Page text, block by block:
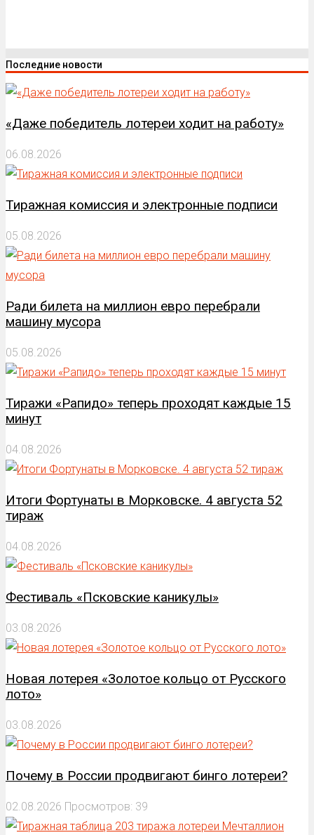
Последние новости
«Даже победитель лотереи ходит на работу»
06.08.2026
Тиражная комиссия и электронные подписи
05.08.2026
Ради билета на миллион евро перебрали
машину мусора
05.08.2026
Тиражи «Рапидо» теперь проходят каждые 15
минут
04.08.2026
Итоги Фортунаты в Морковске. 4 августа 52
тираж
04.08.2026
Фестиваль «Псковские каникулы»
03.08.2026
Новая лотерея «Золотое кольцо от Русского
лото»
03.08.2026
Почему в России продвигают бинго лотереи?
02.08.2026 Просмотров: 39